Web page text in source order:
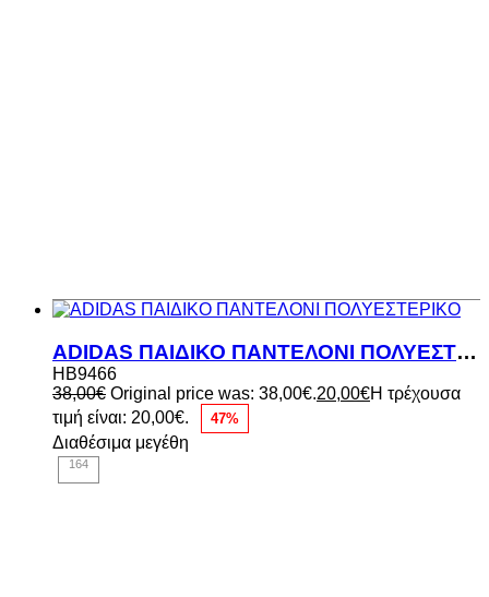
ADIDAS ΠΑΙΔΙΚΟ ΠΑΝΤΕΛΟΝΙ ΠΟΛΥΕΣΤΕΡΙΚΟ
HB9466
38,00€ Original price was: 38,00€.20,00€Η τρέχουσα
τιμή είναι: 20,00€.
47%
Διαθέσιμα μεγέθη
164